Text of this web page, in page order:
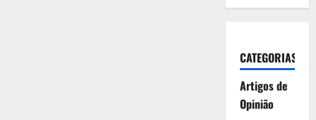
CATEGORIAS
Artigos de
Opinião